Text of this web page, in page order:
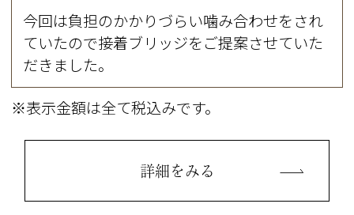
今回は負担のかかりづらい噛み合わせをされ
ていたので接着ブリッジをご提案させていた
だきました。
※表示金額は全て税込みです。
詳細をみる